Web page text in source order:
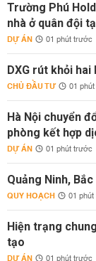
Trường Phú
nhà ở quân đội
DỰ ÁN 01 phút trước
DXG rút khỏi
CHỦ ĐẦU TƯ 01
Hà Nội chuyển
phòng kết hợp
DỰ ÁN 01 phút trước
Quảng Ninh,
QUY HOẠCH 01
Hiện trạng
tạo